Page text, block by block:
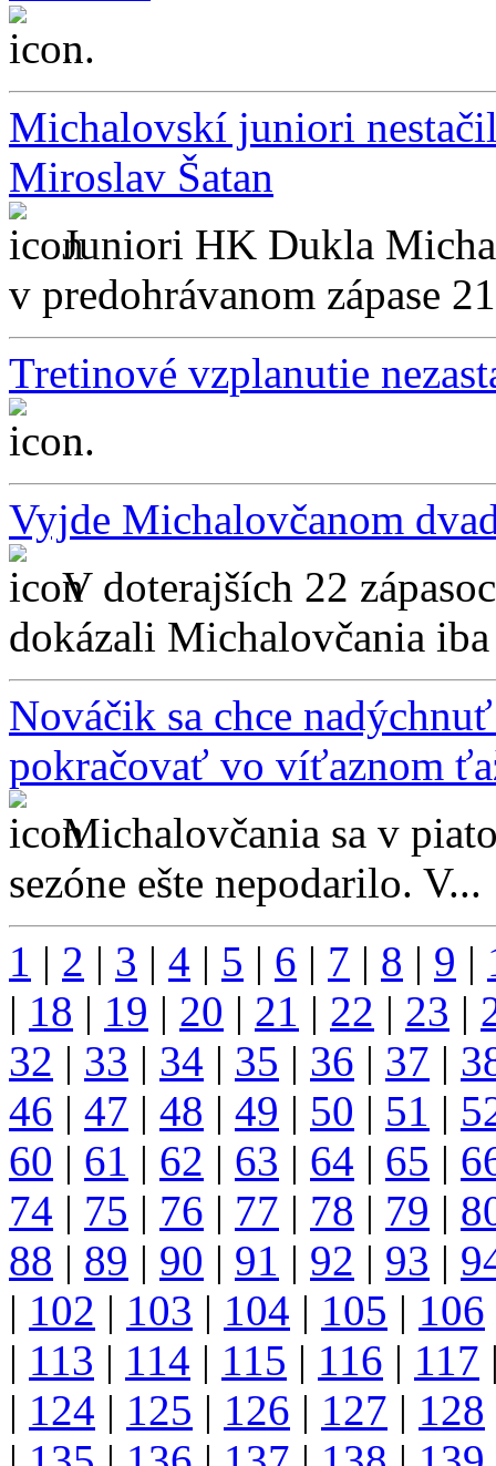
...
Michalovskí juniori
Miroslav Šatan
Juniori HK Dukla
v predohrávanom zápase
Tretinové vzplanutie
...
Vyjde Michalovčanom
V doterajších 22
dokázali Michalovčania
Nováčik sa chce
pokračovať vo víťaznom
Michalovčania sa v
sezóne ešte nepodarilo. V...
1 | 2 | 3 | 4 | 5 | 6 | 7 | 8 | 9 |
| 18 | 19 | 20 | 21 | 22 | 23 |
32 | 33 | 34 | 35 | 36 | 37 |
46 | 47 | 48 | 49 | 50 | 51 |
60 | 61 | 62 | 63 | 64 | 65 |
74 | 75 | 76 | 77 | 78 | 79 |
88 | 89 | 90 | 91 | 92 | 93 |
| 102 | 103 | 104 | 105 | 106
| 113 | 114 | 115 | 116 | 117
| 124 | 125 | 126 | 127 | 128